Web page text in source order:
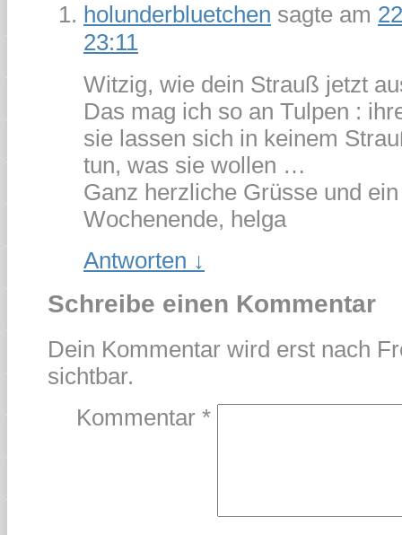
holunderbluetchen sagte am
23:11
Witzig, wie dein Strauß jetzt
Das mag ich so an Tulpen :
sie lassen sich in keinem
tun, was sie wollen …
Ganz herzliche Grüsse und
Wochenende, helga
Antworten ↓
Schreibe einen Kommentar
Dein Kommentar wird erst nach
sichtbar.
Kommentar *